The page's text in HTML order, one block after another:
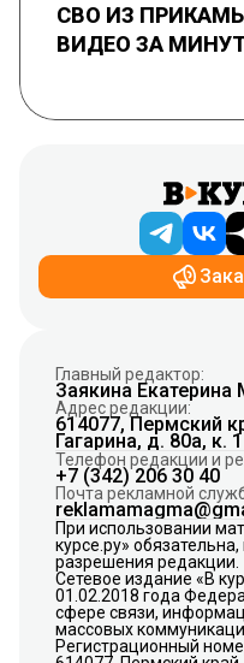
СВО ИЗ
ВИДЕО ЗА
Главный редактор:
Заякина Екатерина
Адрес редакции:
614077, Пермский
Гагарина, д. 80а, к. 1
Телефон редакции и
+7 (342) 206 30 40
Почта рекламной
При использовании
курсе.ру»
разрешения редакции.
Сетевое издание «В
01.02.2018 года
сфере связи,
массовых
Регистрационный